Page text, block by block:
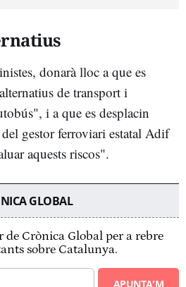
donarà lloc a que es
de transport i
i a que es desplacin
gestor ferroviari estatal Adif
aquests riscos".
GLOBAL
Crònica Global per a rebre
sobre Catalunya.
APUNTA'M